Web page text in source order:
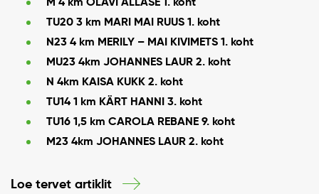
TU20 3 km MARI MAI RUUS 1. koht
N23 4 km MERILY – MAI KIVIMETS 1. koht
MU23 4km JOHANNES LAUR 2. koht
N 4km KAISA KUKK 2. koht
TU14 1 km KÄRT HANNI 3. koht
TU16 1,5 km CAROLA REBANE 9. koht
M23 4km JOHANNES LAUR 2. koht
Loe tervet artiklit